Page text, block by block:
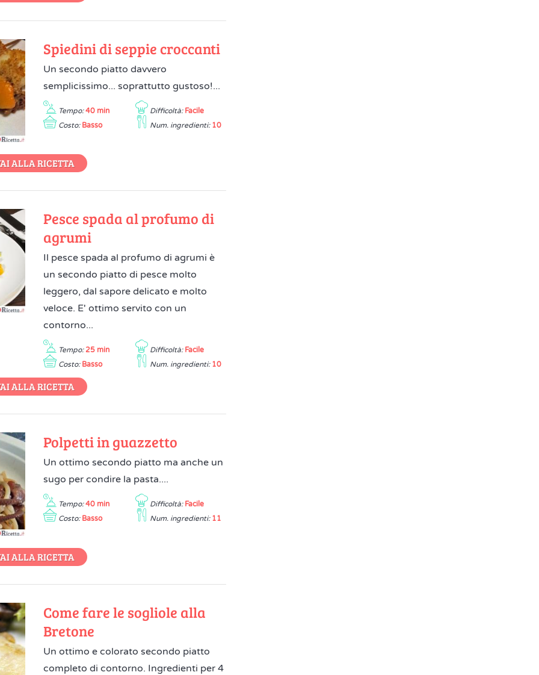
Spiedini di seppie croccanti
Un secondo piatto davvero
semplicissimo... soprattutto gustoso!...
Tempo: 40 min Difficoltà: Facile
Costo: Basso Num. ingredienti: 10
ALLA RICETTA
Pesce spada al profumo di
agrumi
Il pesce spada al profumo di agrumi è
un secondo piatto di pesce molto
leggero, dal sapore delicato e molto
veloce. E' ottimo servito con un
contorno...
Tempo: 25 min Difficoltà: Facile
Costo: Basso Num. ingredienti: 10
ALLA RICETTA
Polpetti in guazzetto
Un ottimo secondo piatto ma anche un
sugo per condire la pasta....
Tempo: 40 min Difficoltà: Facile
Costo: Basso Num. ingredienti: 11
ALLA RICETTA
Come fare le sogliole alla
Bretone
Un ottimo e colorato secondo piatto
completo di contorno. Ingredienti per 4